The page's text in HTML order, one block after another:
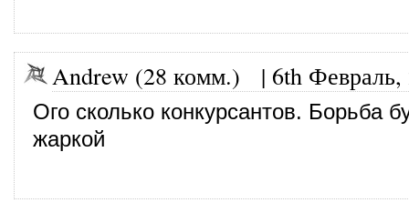
Andrew (28 комм.) | 6th Февраль,
Ого сколько конкурсантов. Борьба
жаркой